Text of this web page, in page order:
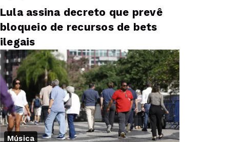
Lula assina decreto que prevê
bloqueio de recursos de bets
ilegais
Música